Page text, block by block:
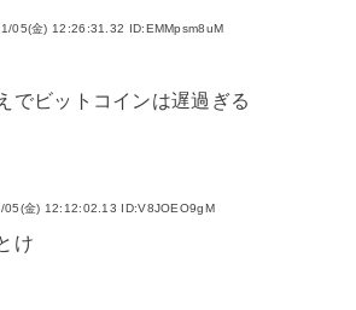
05(金) 12:26:31.32 ID:EMMpsm8uM
でビットコインは遅過ぎる
05(金) 12:12:02.13 ID:V8JOEO9gM
け